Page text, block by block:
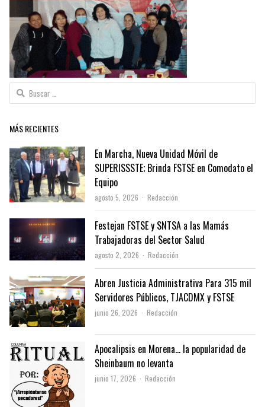
Buscar:
MÁS RECIENTES
En Marcha, Nueva Unidad Móvil de
SUPERISSSTE; Brinda FSTSE en Comodato el
Equipo
agosto 5, 2026 Author
Redacción
Festejan FSTSE y SNTSA a las Mamás
Trabajadoras del Sector Salud
agosto 2, 2026 Author
Redacción
Abren Justicia Administrativa Para 315 mil
Servidores Públicos, TJACDMX y FSTSE
junio 26, 2026 Author
Redacción
Apocalipsis en Morena… la popularidad de
Sheinbaum no levanta
junio 17, 2026 Author
Redacción